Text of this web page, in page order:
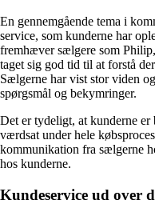
En gennemgående tema i
service, som kunderne har
fremhæver sælgere som
taget sig god tid til at forstå
Sælgerne har vist stor viden
spørgsmål og bekymringer.
Det er tydeligt, at kunderne
værdsat under hele
kommunikation fra sælgerne
hos kunderne.
Kundeservice ud over